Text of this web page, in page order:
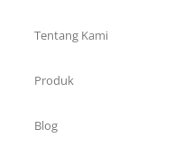
Tentang Kami
Produk
Blog